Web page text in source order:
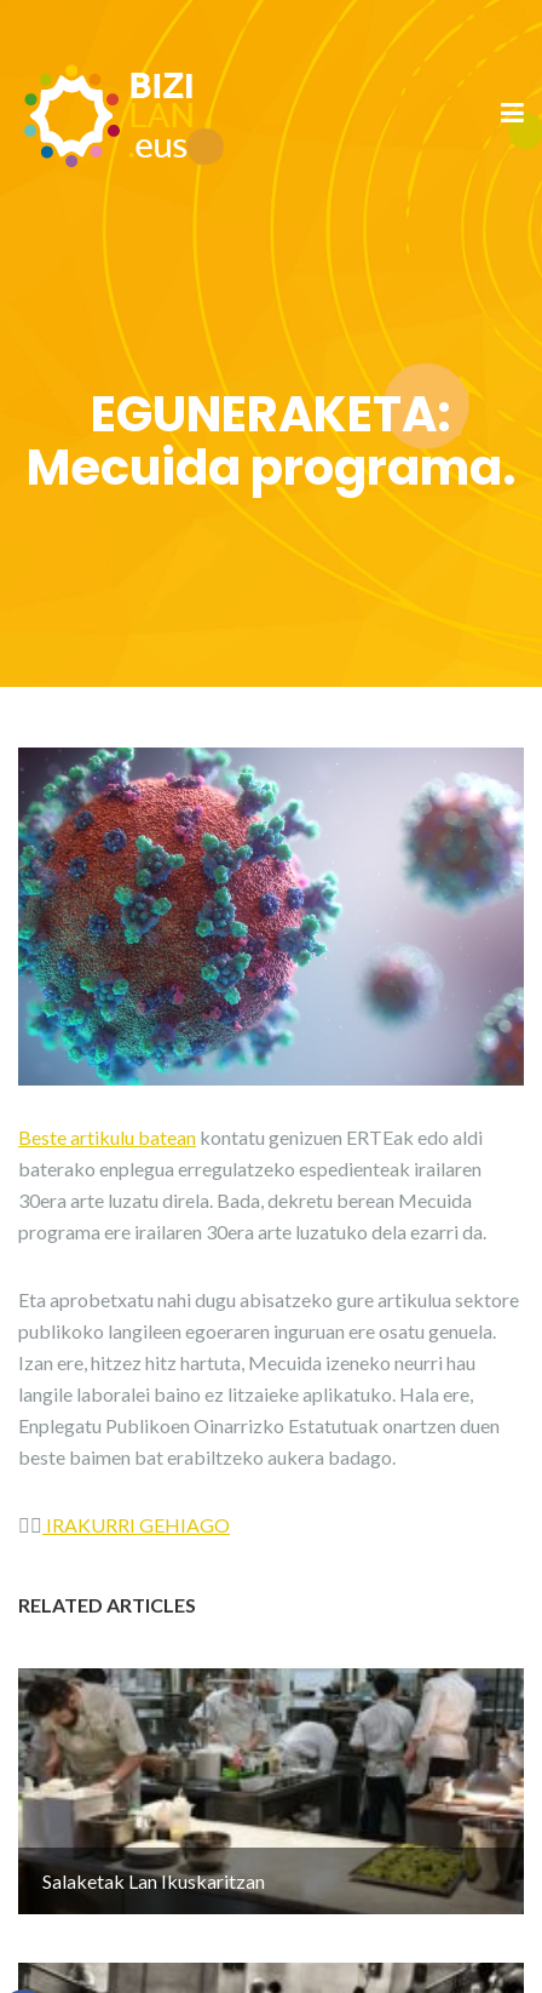
EGUNERAKETA:
Mecuida programa.
Beste artikulu batean kontatu genizuen ERTEak edo aldi
baterako enplegua erregulatzeko espedienteak irailaren
30era arte luzatu direla. Bada, dekretu berean Mecuida
programa ere irailaren 30era arte luzatuko dela ezarri da.
Eta aprobetxatu nahi dugu abisatzeko gure artikulua sektore
publikoko langileen egoeraren inguruan ere osatu genuela.
Izan ere, hitzez hitz hartuta, Mecuida izeneko neurri hau
langile laboralei baino ez litzaieke aplikatuko. Hala ere,
Enplegatu Publikoen Oinarrizko Estatutuak onartzen duen
beste baimen bat erabiltzeko aukera badago.
👉🏼 IRAKURRI GEHIAGO
RELATED ARTICLES
Salaketak Lan Ikuskaritzan